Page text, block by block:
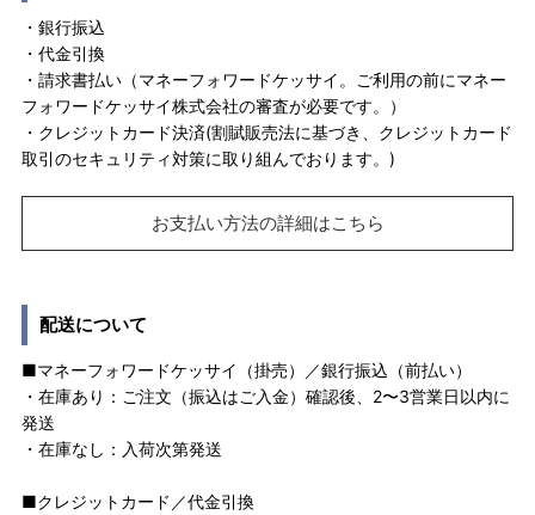
・銀行振込
・代金引換
・請求書払い（マネーフォワードケッサイ。ご利用の前にマネー
フォワードケッサイ株式会社の審査が必要です。）
・クレジットカード決済(割賦販売法に基づき、クレジットカード
取引のセキュリティ対策に取り組んでおります。)
お支払い方法の詳細はこちら
配送について
■マネーフォワードケッサイ（掛売）／銀行振込（前払い）
・在庫あり：ご注文（振込はご入金）確認後、2〜3営業日以内に
発送
・在庫なし：入荷次第発送
■クレジットカード／代金引換